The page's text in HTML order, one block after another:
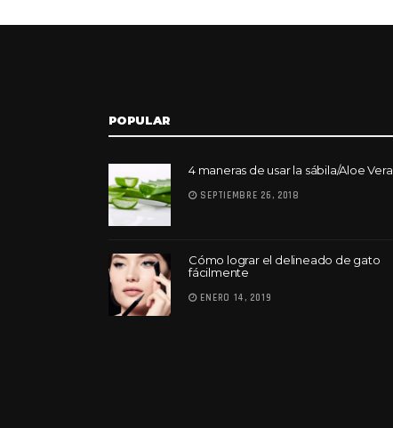
POPULAR
4 maneras de usar la sábila/Aloe Vera
SEPTIEMBRE 26, 2018
Cómo lograr el delineado de gato
fácilmente
ENERO 14, 2019